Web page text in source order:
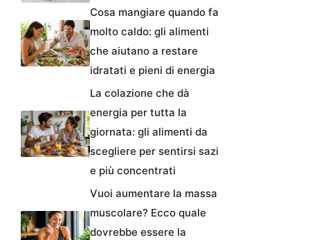
Cosa mangiare quando fa
molto caldo: gli alimenti
che aiutano a restare
idratati e pieni di energia
La colazione che dà
energia per tutta la
giornata: gli alimenti da
scegliere per sentirsi sazi
e più concentrati
Vuoi aumentare la massa
muscolare? Ecco quale
dovrebbe essere la